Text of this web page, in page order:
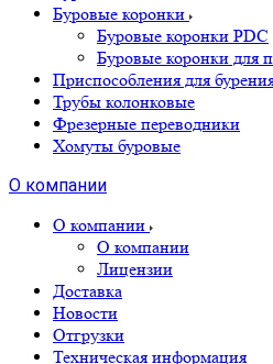
Буровые коронки
Буровые коронки PDC
Буровые коронки для
Приспособления для
Трубы колонковые
Фрезерные переводники
Хомуты буровые
О компании
О компании
О компании
Лицензии
Доставка
Новости
Отгрузки
Техническая информация